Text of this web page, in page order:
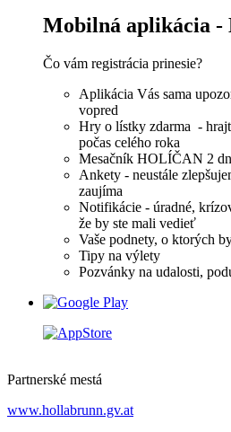
Mobilná aplikácia
Čo vám registrácia prinesie?
Aplikácia Vás sama
vopred
Hry o lístky zdarma -
počas celého roka
Mesačník HOLÍČAN 2
Ankety - neustále
zaujíma
Notifikácie - úradné,
že by ste mali vedieť
Vaše podnety, o ktorých
Tipy na výlety
Pozvánky na udalosti,
Partnerské mestá
www.hollabrunn.gv.at